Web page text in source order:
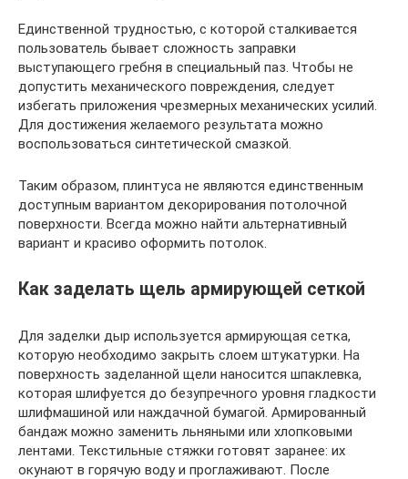
Единственной трудностью, с которой сталкивается
пользователь бывает сложность заправки
выступающего гребня в специальный паз. Чтобы не
допустить механического повреждения, следует
избегать приложения чрезмерных механических усилий.
Для достижения желаемого результата можно
воспользоваться синтетической смазкой.
Таким образом, плинтуса не являются единственным
доступным вариантом декорирования потолочной
поверхности. Всегда можно найти альтернативный
вариант и красиво оформить потолок.
Как заделать щель армирующей сеткой
Для заделки дыр используется армирующая сетка,
которую необходимо закрыть слоем штукатурки. На
поверхность заделанной щели наносится шпаклевка,
которая шлифуется до безупречного уровня гладкости
шлифмашиной или наждачной бумагой. Армированный
бандаж можно заменить льняными или хлопковыми
лентами. Текстильные стяжки готовят заранее: их
окунают в горячую воду и проглаживают. После